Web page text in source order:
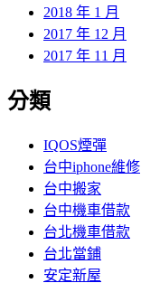
2018 年 1 月
2017 年 12 月
2017 年 11 月
分類
IQOS煙彈
台中iphone維修
台中搬家
台中機車借款
台北機車借款
台北當鋪
安定新屋